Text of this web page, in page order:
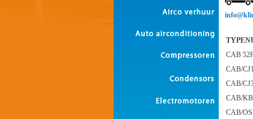
CAB
CAB/
CAB/
CAB/
CAB/